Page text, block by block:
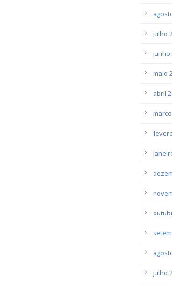
julho
junho
maio
abril
março
julho